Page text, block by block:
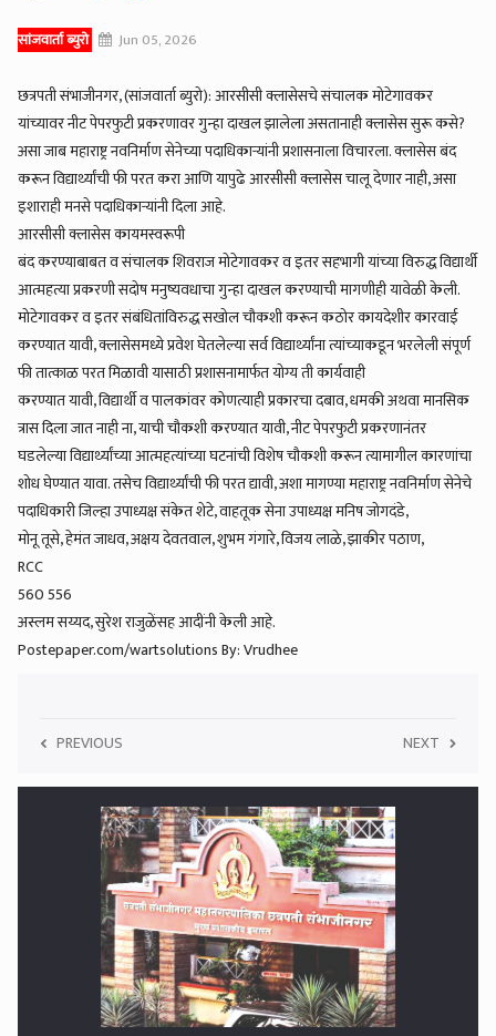
सांजवार्ता ब्युरो Jun 05, 2026
छत्रपती संभाजीनगर, (सांजवार्ता ब्युरो): आरसीसी क्लासेसचे संचालक मोटेगावकर
यांच्यावर नीट पेपरफुटी प्रकरणावर गुन्हा दाखल झालेला असतानाही क्लासेस सुरू कसे?
असा जाब महाराष्ट्र नवनिर्माण सेनेच्या पदाधिकाऱ्यांनी प्रशासनाला विचारला. क्लासेस बंद
करून विद्यार्थ्यांची फी परत करा आणि यापुढे आरसीसी क्लासेस चालू देणार नाही, असा
इशाराही मनसे पदाधिकाऱ्यांनी दिला आहे.
आरसीसी क्लासेस कायमस्वरूपी
बंद करण्याबाबत व संचालक शिवराज मोटेगावकर व इतर सहभागी यांच्या विरुद्ध विद्यार्थी
आत्महत्या प्रकरणी सदोष मनुष्यवधाचा गुन्हा दाखल करण्याची मागणीही यावेळी केली.
मोटेगावकर व इतर संबंधितांविरुद्ध सखोल चौकशी करून कठोर कायदेशीर कारवाई
करण्यात यावी, क्लासेसमध्ये प्रवेश घेतलेल्या सर्व विद्यार्थ्यांना त्यांच्याकडून भरलेली संपूर्ण
फी तात्काळ परत मिळावी यासाठी प्रशासनामार्फत योग्य ती कार्यवाही
करण्यात यावी, विद्यार्थी व पालकांवर कोणत्याही प्रकारचा दबाव, धमकी अथवा मानसिक
त्रास दिला जात नाही ना, याची चौकशी करण्यात यावी, नीट पेपरफुटी प्रकरणानंतर
घडलेल्या विद्यार्थ्यांच्या आत्महत्यांच्या घटनांची विशेष चौकशी करून त्यामागील कारणांचा
शोध घेण्यात यावा. तसेच विद्यार्थ्यांची फी परत द्यावी, अशा मागण्या महाराष्ट्र नवनिर्माण सेनेचे
पदाधिकारी जिल्हा उपाध्यक्ष संकेत शेटे, वाहतूक सेना उपाध्यक्ष मनिष जोगदंडे,
मोनू तूसे, हेमंत जाधव, अक्षय देवतवाल, शुभम गंगारे, विजय लाळे, झाकीर पठाण,
RCC
560 556
अस्लम सय्यद, सुरेश राजुळेंसह आदींनी केली आहे.
Postepaper.com/wartsolutions By: Vrudhee
PREVIOUS NEXT
कचऱ्यासाठी मनपाची नवीन नियमावली